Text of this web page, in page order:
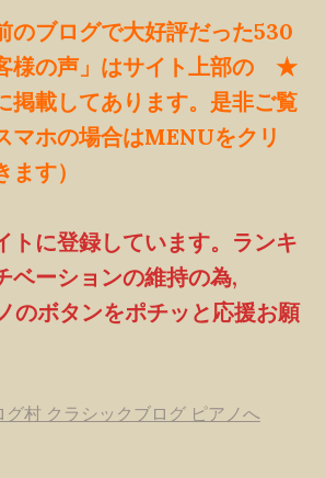
のブログで大好評だった530
様の声」はサイト上部の ★
載してあります。是非ご覧
マホの場合はMENUをクリ
す）
トに登録しています。ランキ
ベーションの維持の為,
のボタンをポチッと応援お願